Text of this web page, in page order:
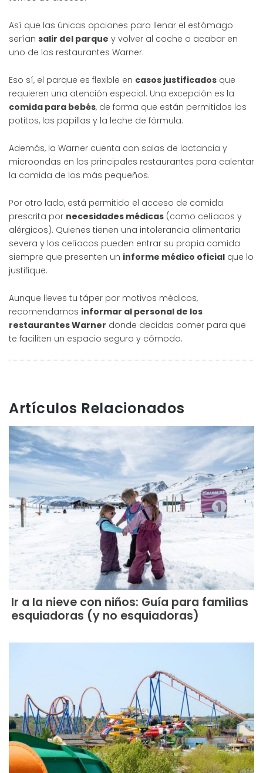
Así que las únicas opciones para llenar el estómago
serían salir del parque y volver al coche o acabar en
uno de los restaurantes Warner.
Eso sí, el parque es flexible en casos justificados que
requieren una atención especial. Una excepción es la
comida para bebés, de forma que están permitidos los
potitos, las papillas y la leche de fórmula.
Además, la Warner cuenta con salas de lactancia y
microondas en los principales restaurantes para calentar
la comida de los más pequeños.
Por otro lado, está permitido el acceso de comida
prescrita por necesidades médicas (como celíacos y
alérgicos). Quienes tienen una intolerancia alimentaria
severa y los celíacos pueden entrar su propia comida
siempre que presenten un informe médico oficial que lo
justifique.
Aunque lleves tu táper por motivos médicos,
recomendamos informar al personal de los
restaurantes Warner donde decidas comer para que
te faciliten un espacio seguro y cómodo.
Artículos Relacionados
Ir a la nieve con niños: Guía para familias
esquiadoras (y no esquiadoras)